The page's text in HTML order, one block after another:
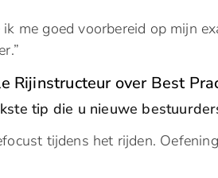
me goed voorbereid op mijn
Rijinstructeur over Best
tip die u nieuwe
tijdens het rijden.